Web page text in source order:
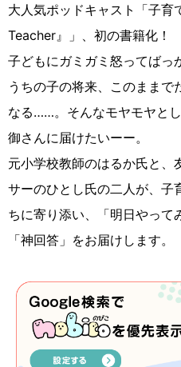
大人気ポッドキャスト「子育
Teacher』」、初の書籍化！
子どもにガミガミ怒ってば
うちの子の将来、このままで
なる……。そんなモヤモヤと
御さんに届けたいーー。
元小学校教師のはるか氏と、
サーのひとし氏の二人が、子
ちに寄り添い、「明日やって
「神回答」をお届けします。